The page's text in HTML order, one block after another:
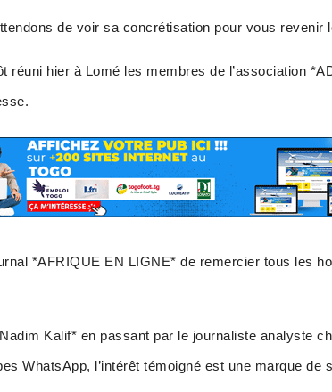
de voir sa concrétisation pour vous revenir
réuni hier à Lomé les membres de l’association
*AFRIQUE EN LIGNE* de remercier tous les
Kalif* en passant par le journaliste analyste
WhatsApp, l’intérêt témoigné est une marque de